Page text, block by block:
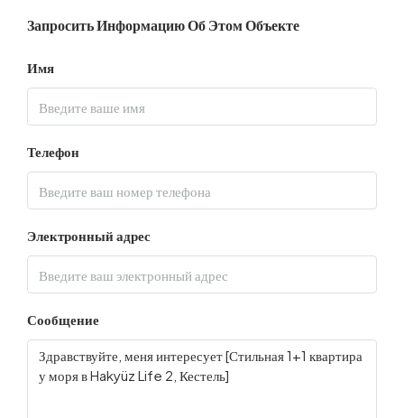
Запросить Информацию Об Этом Объекте
Имя
Телефон
Электронный адрес
Сообщение